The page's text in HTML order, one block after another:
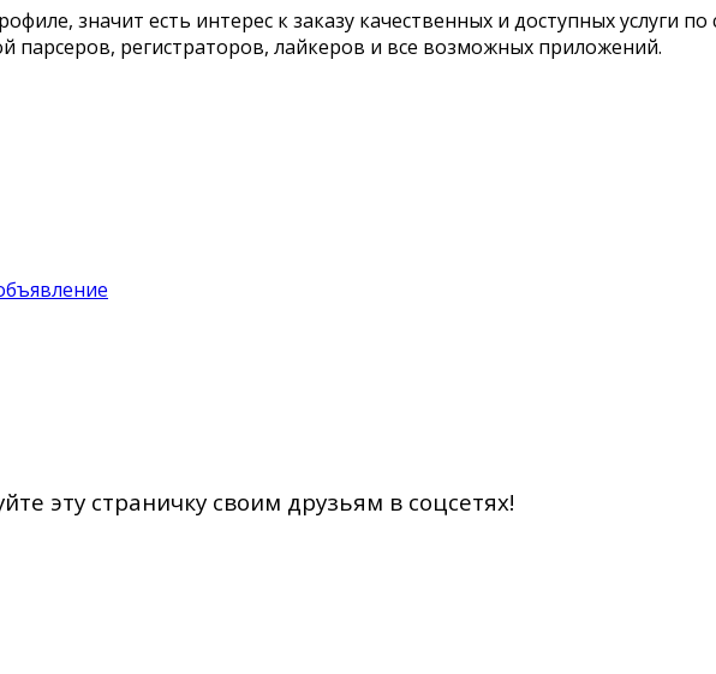
значит есть интерес к заказу качественных и доступных услуги
регистраторов, лайкеров и все возможных приложений.
эту страничку своим друзьям в соцсетях!